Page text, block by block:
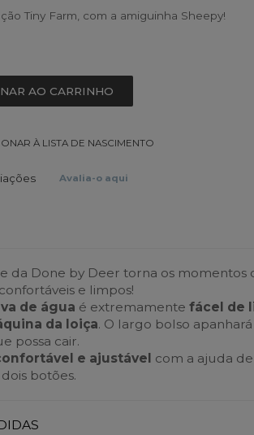
Tiny Farm, com a amiguinha Sheepy!
AO CARRINHO
À LISTA DE NASCIMENTO
Avalia-o aqui
da Done by Deer torna os momentos
e limpos!
de água é extremamentefácel de
da loiça. O largo bolso apanhará
possa cair.
e ajustável com a ajuda
botões.